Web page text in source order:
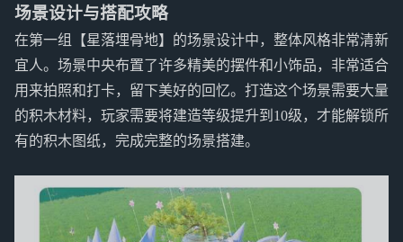
场景设计与搭配攻略
在第一组【星落埋骨地】的场景设计中，整体风格非常清新
宜人。场景中央布置了许多精美的摆件和小饰品，非常适合
用来拍照和打卡，留下美好的回忆。打造这个场景需要大量
的积木材料，玩家需要将建造等级提升到10级，才能解锁所
有的积木图纸，完成完整的场景搭建。